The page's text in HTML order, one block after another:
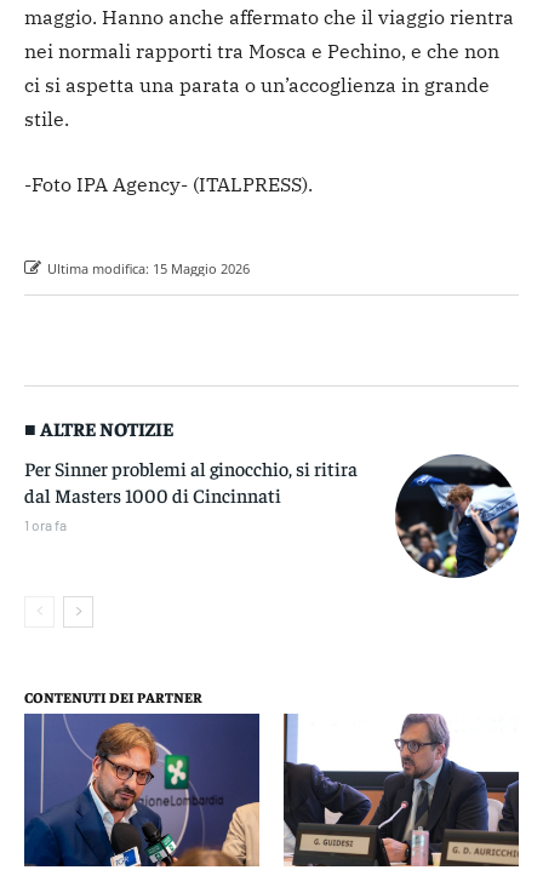
maggio. Hanno anche affermato che il viaggio rientra
nei normali rapporti tra Mosca e Pechino, e che non
ci si aspetta una parata o un’accoglienza in grande
stile.
-Foto IPA Agency- (ITALPRESS).
Ultima modifica: 15 Maggio 2026
■ ALTRE NOTIZIE
Per Sinner problemi al ginocchio, si ritira
dal Masters 1000 di Cincinnati
1 ora fa
CONTENUTI DEI PARTNER